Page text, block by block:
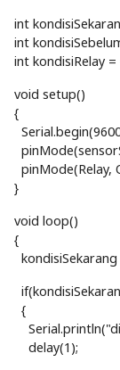
int
int
int kondisiRelay =
void setup()
{
pinMode(Relay,
}
void loop()
{
{
delay(1);